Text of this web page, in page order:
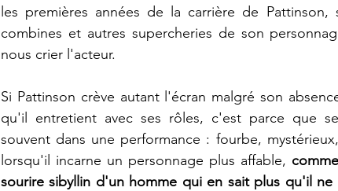
les premières années de la carrière de
combines et autres supercheries de son
nous crier l'acteur.
Si Pattinson crève autant l'écran malgré son
qu'il entretient avec ses rôles, c'est parce que
souvent dans une performance : fourbe,
lorsqu'il incarne un personnage plus affable,
sourire sibyllin d'un homme qui en sait plus qu'il